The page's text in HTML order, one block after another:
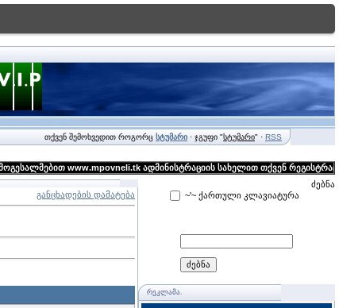
თქვენ შემოხვედით როგორც სტუმარი · ჯგუფი "სტუმარი" · RSS
www.mpovneli.tk ადმინისტრაციის სახელით თქვენ რეგისტრაცის
განცხადების დამატება
ძებნა
~'~ ქართული კლავიატურა
ᲠᲔᲙᲚᲐᲛᲐ.